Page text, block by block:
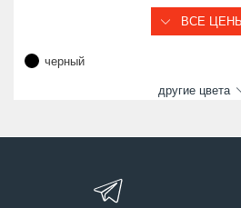
ВСЕ
черный
другие цвета